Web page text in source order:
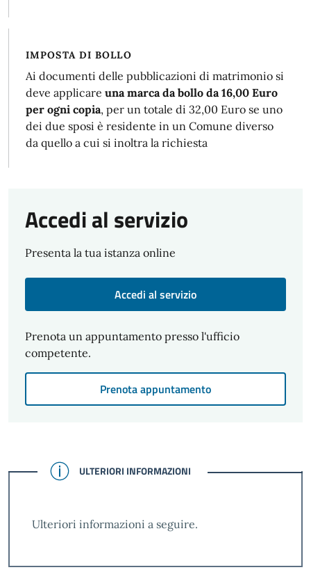
IMPOSTA DI BOLLO
Ai documenti delle pubblicazioni di matrimonio si
deve applicare una marca da bollo da 16,00 Euro
per ogni copia, per un totale di 32,00 Euro se uno
dei due sposi è residente in un Comune diverso
da quello a cui si inoltra la richiesta
Accedi al servizio
Presenta la tua istanza online
Accedi al servizio
Prenota un appuntamento presso l'ufficio
competente.
Prenota appuntamento
CONFERMATO
ULTERIORI INFORMAZIONI
Ulteriori informazioni a seguire.